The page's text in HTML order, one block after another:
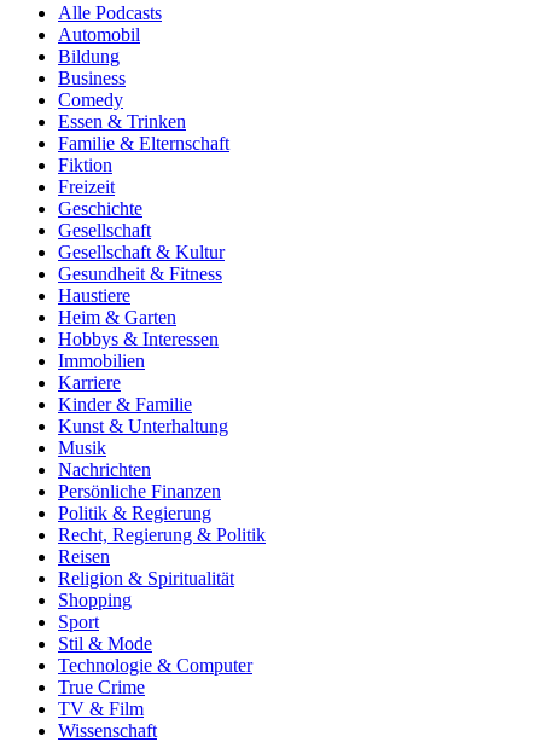
Alle Podcasts
Automobil
Bildung
Business
Comedy
Essen & Trinken
Familie & Elternschaft
Fiktion
Freizeit
Geschichte
Gesellschaft
Gesellschaft & Kultur
Gesundheit & Fitness
Haustiere
Heim & Garten
Hobbys & Interessen
Immobilien
Karriere
Kinder & Familie
Kunst & Unterhaltung
Musik
Nachrichten
Persönliche Finanzen
Politik & Regierung
Recht, Regierung & Politik
Reisen
Religion & Spiritualität
Shopping
Sport
Stil & Mode
Technologie & Computer
True Crime
TV & Film
Wissenschaft